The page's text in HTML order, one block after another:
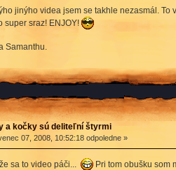
jinýho videa jsem se takhle nezasmál.
super sraz! ENJOY!
Samanthu.
a kočky sú deliteľní štyrmi
07, 2008, 10:52:18 odpoledne »
sa to video páči... Pri tom obušku som